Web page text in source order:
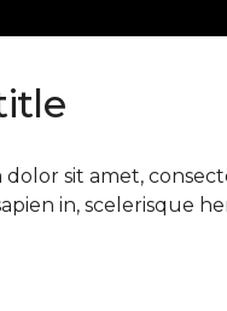
dolor sit amet,
in, scelerisque